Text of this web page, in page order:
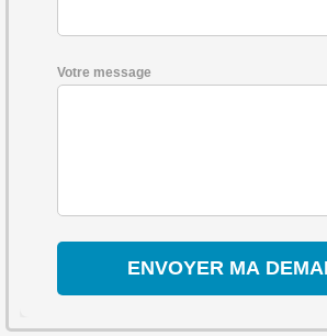
Votre message